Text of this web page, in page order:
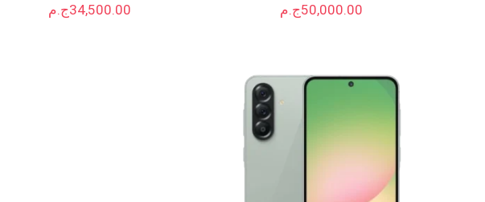
ج.م50,000.00 ج.م34,500.00